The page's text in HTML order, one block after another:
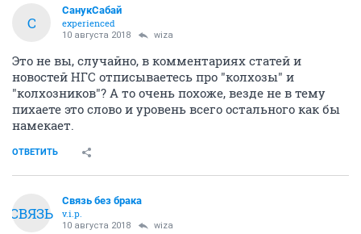
С
СанукСабай
experienced
10 августа 2018 wiza
Это не вы, случайно, в комментариях статей и
новостей НГС отписываетесь про "колхозы" и
"колхозников"? А то очень похоже, везде не в тему
пихаете это слово и уровень всего остального как бы
намекает.
ОТВЕТИТЬ
СВЯЗЬ
Связь без брака
v.i.p.
10 августа 2018 wiza